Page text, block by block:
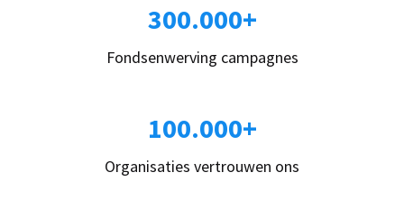
300.000+
Fondsenwerving campagnes
100.000+
Organisaties vertrouwen ons